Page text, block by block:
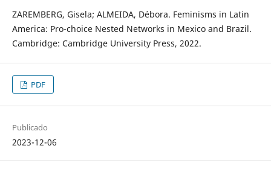
ZAREMBERG, Gisela; ALMEIDA, Débora. Feminisms in Latin
America: Pro-choice Nested Networks in Mexico and Brazil.
Cambridge: Cambridge University Press, 2022.
PDF
Publicado
2023-12-06